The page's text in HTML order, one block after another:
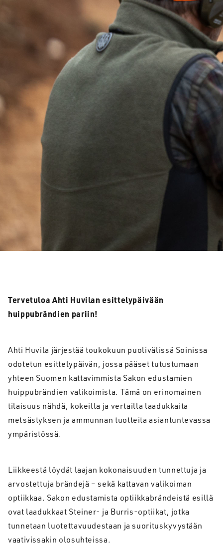
Tervetuloa Ahti Huvilan esittelypäivään
huippubrändien pariin!
Ahti Huvila järjestää toukokuun puolivälissä Soinissa
odotetun esittelypäivän, jossa pääset tutustumaan
yhteen Suomen kattavimmista Sakon edustamien
huippubrändien valikoimista. Tämä on erinomainen
tilaisuus nähdä, kokeilla ja vertailla laadukkaita
metsästyksen ja ammunnan tuotteita asiantuntevassa
ympäristössä.
Liikkeestä löydät laajan kokonaisuuden tunnettuja ja
arvostettuja brändejä – sekä kattavan valikoiman
optiikkaa. Sakon edustamista optiikkabrändeistä esillä
ovat laadukkaat Steiner- ja Burris-optiikat, jotka
tunnetaan luotettavuudestaan ja suorituskyvystään
vaativissakin olosuhteissa.